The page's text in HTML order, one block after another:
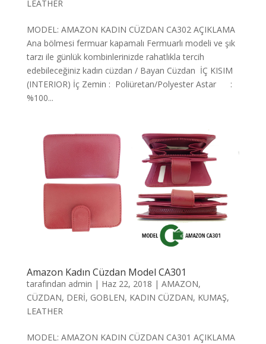
LEATHER
MODEL: AMAZON KADIN CÜZDAN CA302 AÇIKLAMA
Ana bölmesi fermuar kapamalı Fermuarlı modeli ve şık
tarzı ile günlük kombinlerinizde rahatlıkla tercih
edebileceğiniz kadın cüzdan / Bayan Cüzdan İÇ KISIM
(INTERIOR) İç Zemin : Poliüretan/Polyester Astar :
%100...
Amazon Kadın Cüzdan Model CA301
tarafından admin | Haz 22, 2018 | AMAZON,
CÜZDAN, DERİ, GOBLEN, KADIN CÜZDAN, KUMAŞ,
LEATHER
MODEL: AMAZON KADIN CÜZDAN CA301 AÇIKLAMA